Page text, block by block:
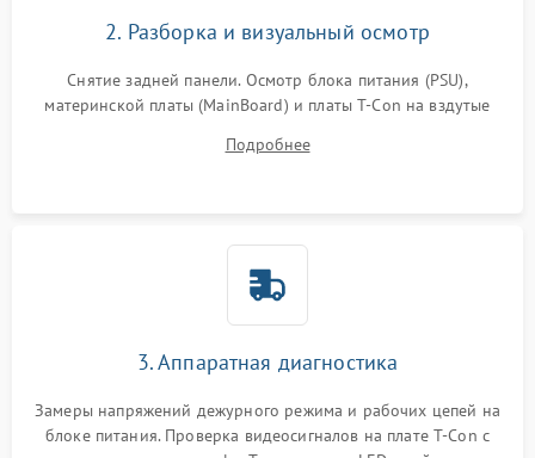
2. Разборка и визуальный осмотр
Снятие задней панели. Осмотр блока питания (PSU),
материнской платы (MainBoard) и платы T-Con на вздутые
Проверка надежности фиксации и целостности шлейфов.
Подробнее
3. Аппаратная диагностика
Замеры напряжений дежурного режима и рабочих цепей на
блоке питания. Проверка видеосигналов на плате T-Con с